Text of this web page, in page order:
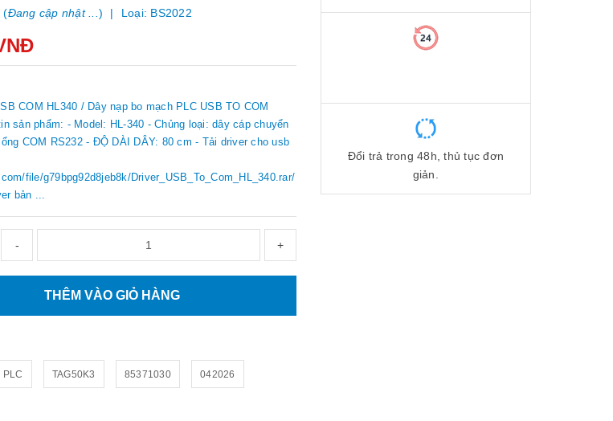
(Đang cập nhật ... ) Loại: BS2022
COM HL340 / Dây nạp bo mạch PLC USB TO COM
sản phẩm: - Model: HL-340 - Chủng loại: dây cáp chuyển
COM RS232 - ĐỘ DÀI DÂY: 80 cm - Tải driver cho usb
file/g79bpg92d8jeb8k/Driver_USB_To_Com_HL_340.rar/
bản ...
- +
THÊM VÀO GIỎ HÀNG
PLC TAG50K3 85371030 042026
Đổi trả trong 48h, thủ tục đơn
giản.